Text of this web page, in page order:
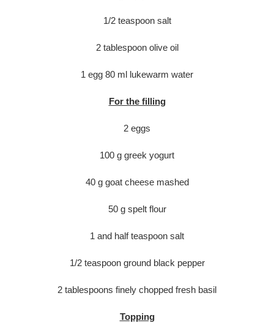
1/2 teaspoon salt
2 tablespoon olive oil
1 egg 80 ml lukewarm water
For the filling
2 eggs
100 g greek yogurt
40 g goat cheese mashed
50 g spelt flour
1 and half teaspoon salt
1/2 teaspoon ground black pepper
2 tablespoons finely chopped fresh basil
Topping